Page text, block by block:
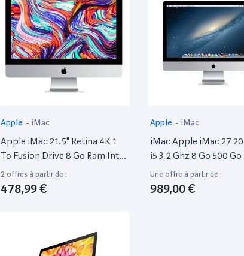
Apple - iMac
Apple iMac 21.5" Retina 4K 1
To Fusion Drive 8 Go Ram Intel
Core i5 Quadricœur À 3.4 Ghz
2 offres à partir de :
478,99 €
Apple - iMac
iMac Apple iMac 27
i5 3,2 Ghz 8 Go 500
Argent Reconditionné
Une offre à partir de :
989,00 €